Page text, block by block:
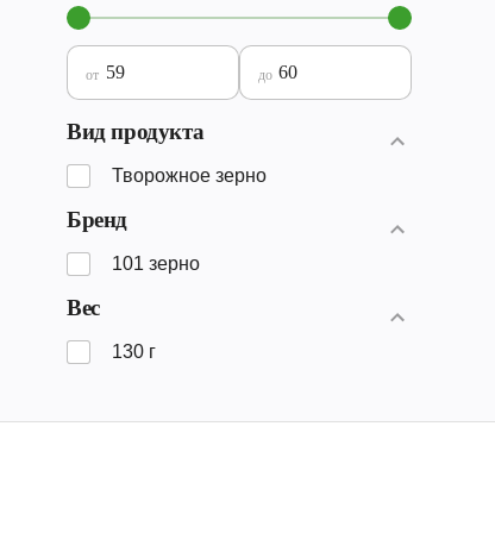
от до
Вид продукта
Творожное зерно
Бренд
101 зерно
Вес
130 г